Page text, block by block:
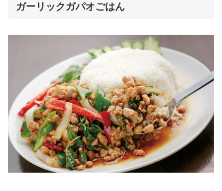
ガーリックガパオごはん